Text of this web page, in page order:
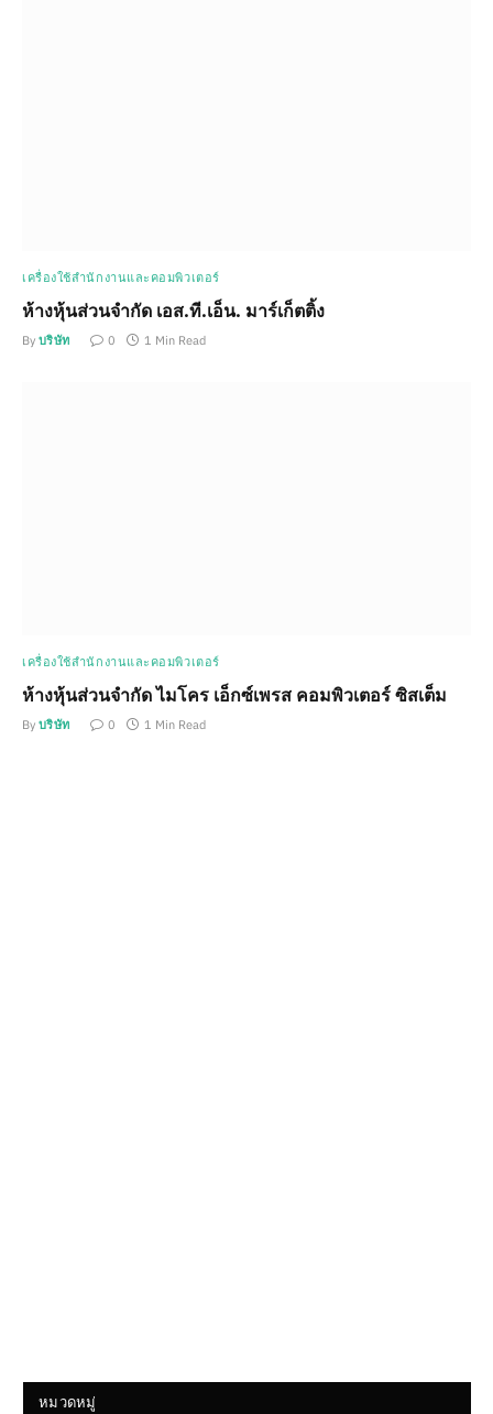
เครื่องใช้สำนักงานและคอมพิวเตอร์
ห้างหุ้นส่วนจำกัด เอส.ที.เอ็น. มาร์เก็ตติ้ง
By บริษัท 0 1 Min Read
เครื่องใช้สำนักงานและคอมพิวเตอร์
ห้างหุ้นส่วนจำกัด ไมโคร เอ็กซ์เพรส คอมพิวเตอร์ ซิสเต็ม
By บริษัท 0 1 Min Read
หมวดหมู่